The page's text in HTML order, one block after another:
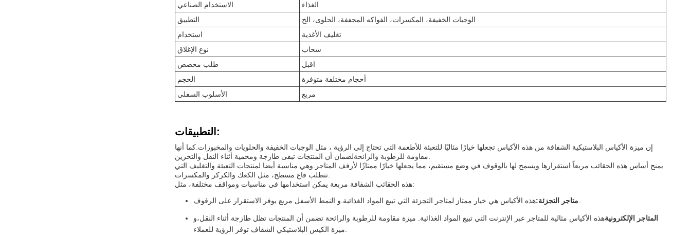
الاستخدام الصناعي
الغذاء
التطبيق
الوجبات الخفيفة، المكسرات، الفواكه المجففة، الحلوى، الخ
استخدام
تغليف الأغذية
نوع الإغلاق
سحاب
طلب مخصص
اقبل
الحجم
أحجام مختلفة متوفرة
الأسلوب السفلي
مربع
التطبيقات:
إن ميزة الأكياس البلاستيكية الشفافة من هذه الأكياس تجعلها خيارًا مثاليًا للتعبئة للأطعمة التي تحتاج إلى الرؤية ، مثل الوجبات الخفيفة والحلويات والمخبوزات.كما أنها
يمنح أساس هذه الحقائب مربعاً استقرارها ويسمح لها بالوقوف في وضع مستقيم، مما يجعلها خيارًا ممتازًا لأرفف المتاجر.وهي مناسبة أيضا لمنتجات التعبئة والتغليف التي
هذه الحقائب الشفافة مربعة يمكن استخدامها في مناسبات ومواقف مختلفة، مثل:
متاجر التجزئة:
المتاجر الإلكترونيةهذه الأكياس مثالية للمتاجر عبر الإنترنت التي تبيع المواد الغذائية. ميزة مقاومة للرطوبة والرائحة تضمن أن المنتجات تظل طازجة أثناء النقل،و